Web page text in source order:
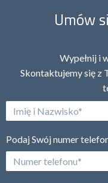
Umów
Wypełnij i
Skontaktujemy się z
Podaj Swój numer